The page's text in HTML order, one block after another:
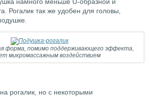
намного меньше U-образной и
Рогалик так же удобен для головы,
форма, помимо поддерживающего эффекта,
микромассажным воздействием
рогалик, но с некоторыми